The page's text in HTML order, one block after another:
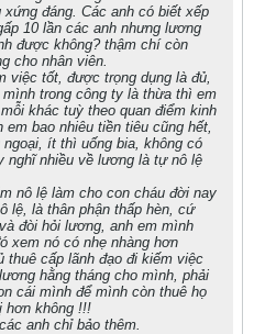
đáng. Các anh có biết xếp
10 lần các anh nhưng lương
được không? thậm chí còn
cho nhân viên.
việc tốt, được trọng dụng là đủ,
trong công ty là thừa thì em
khác tuỳ theo quan điểm kinh
bao nhiêu tiền tiêu cũng hết,
ít thì uống bia, không có
nhiều về lương là tự nô lệ
nô lệ làm cho con cháu đời nay
lệ, là thân phận thấp hèn, cứ
đòi hỏi lương, anh em mình
xem nó có nhẹ nhàng hơn
thuê cấp lãnh đạo đi kiếm việc
hằng tháng cho mình, phải
cái mình để mình còn thuê họ
hơn không !!!
anh chỉ bảo thêm.